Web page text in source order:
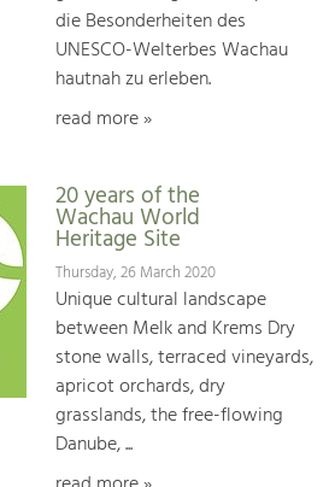
die Besonderheiten des
UNESCO-Welterbes Wachau
hautnah zu erleben.
read more »
20 years of the
Wachau World
Heritage Site
Thursday, 26 March 2020
Unique cultural landscape
between Melk and Krems Dry
stone walls, terraced vineyards,
apricot orchards, dry
grasslands, the free-flowing
Danube, ...